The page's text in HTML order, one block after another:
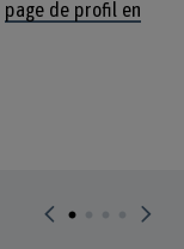
page de profil en